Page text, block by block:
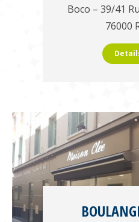
Boco – 39/41
76000